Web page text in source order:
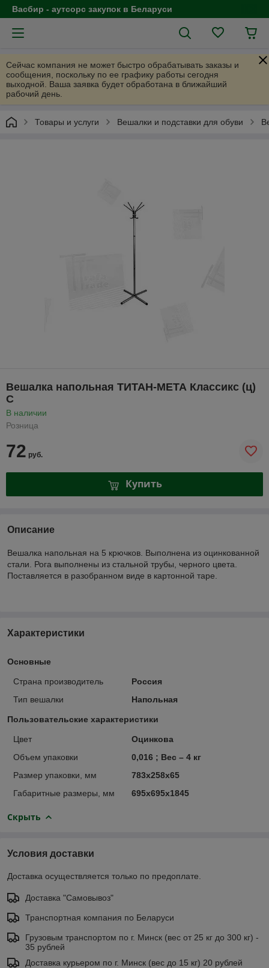
Васбир - аутсорс закупок в Беларуси
Сейчас компания не может быстро обрабатывать заказы и
сообщения, поскольку по ее графику работы сегодня
выходной. Ваша заявка будет обработана в ближайший
рабочий день.
Товары и услуги Вешалки и подставки для обуви
Вешалка напольная ТИТАН-МЕТА Классикс (ц)
С
В наличии
Розница
72 руб.
Купить
Описание
Вешалка напольная на 5 крючков. Выполнена из оцинкованной
стали. Рога выполнены из стальной трубы, черного цвета.
Поставляется в разобранном виде в картонной таре.
Характеристики
Основные
Страна производитель
Россия
Тип вешалки
Напольная
Пользовательские характеристики
Цвет
Оцинкова
Объем упаковки
0,016 ; Вес – 4 кг
Размер упаковки, мм
783х258х65
Габаритные размеры, мм
695х695х1845
Скрыть
Условия доставки
Доставка осуществляется только по предоплате.
Доставка "Самовывоз"
Транспортная компания по Беларуси
Грузовым транспортом по г. Минск (вес от 25 кг до 300 кг) -
35 рублей
Доставка курьером по г. Минск (вес до 15 кг) 20 рублей